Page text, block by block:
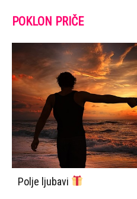
POKLON PRIČE
Polje ljubavi